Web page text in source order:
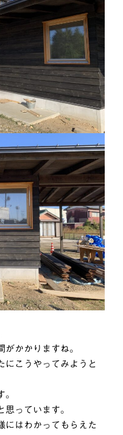
かかりますね。
にこうやってみようと
。
思っています。
にはわかってもらえた